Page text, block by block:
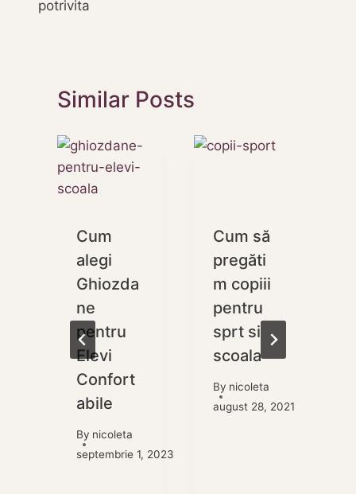
potrivita
Similar Posts
Cum
alegi
Ghiozda
ne
pentru
Elevi
Confort
abile
By nicoleta
septembrie 1, 2023
Cum să
pregăti
m copiii
pentru
sprt si
scoala
By nicoleta
august 28, 2021